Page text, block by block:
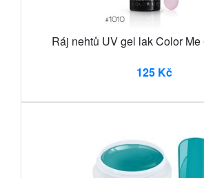
Ráj nehtů UV gel lak Color Me
125 Kč